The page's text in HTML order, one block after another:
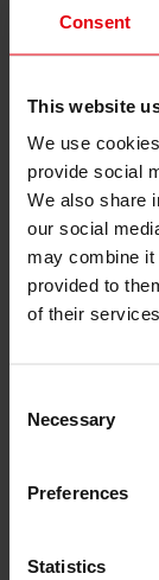
Consent
This website
We use
provide social
We also share
our social
may combine it
provided to
of their
Selection
Necessary
Preferences
Statistics
Проєкти
Про нас
Новини та
витрат
витрат